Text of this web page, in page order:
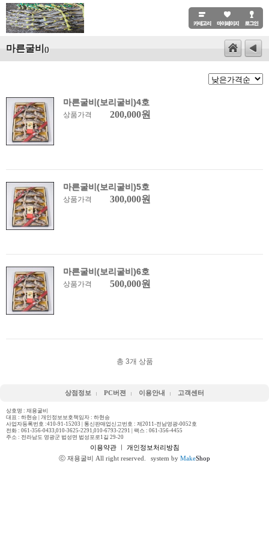
마른굴비 ()
마른굴비(보리굴비)4호
상품가격 200,000원
마른굴비(보리굴비)5호
상품가격 300,000원
마른굴비(보리굴비)6호
상품가격 500,000원
총 3개 상품
상점정보 PC버젼 이용안내 고객센터
상호명 : 재용굴비
대표 : 하현승 | 개인정보보호책임자 : 하현승
사업자등록번호 :410-91-15203 | 통신판매업신고번호 : 제2011-전남영광-0052호
전화 : 061-356-0433,010-3625-2291,010-6793-2291 | 팩스 : 061-356-4455
주소 : 전라남도 영광군 법성면 법성포로1길 29-20
이용약관ㅣ 개인정보처리방침
ⓒ 재용굴비 All right reserved.
system by MakeShop